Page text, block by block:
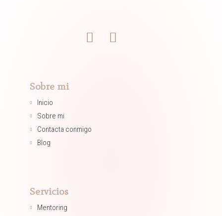
Sobre mi
Inicio
Sobre mi
Contacta conmigo
Blog
Servicios
Mentoring​